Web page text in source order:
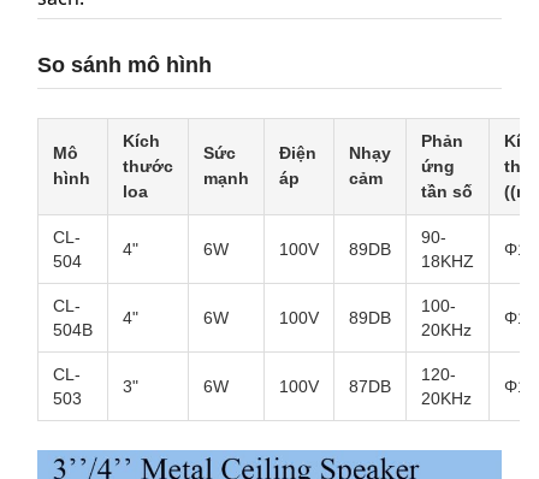
So sánh mô hình
Mô
hình
Kích
thước
loa
Sức
mạnh
Điện
áp
Nhạy
cảm
Phản
ứng
tần số
CL-
504
4" 6W 100V 89DB
90-
18KHZ
CL-
504B
4" 6W 100V 89DB
100-
20KHz
CL-
503
3" 6W 100V 87DB
120-
20KHz